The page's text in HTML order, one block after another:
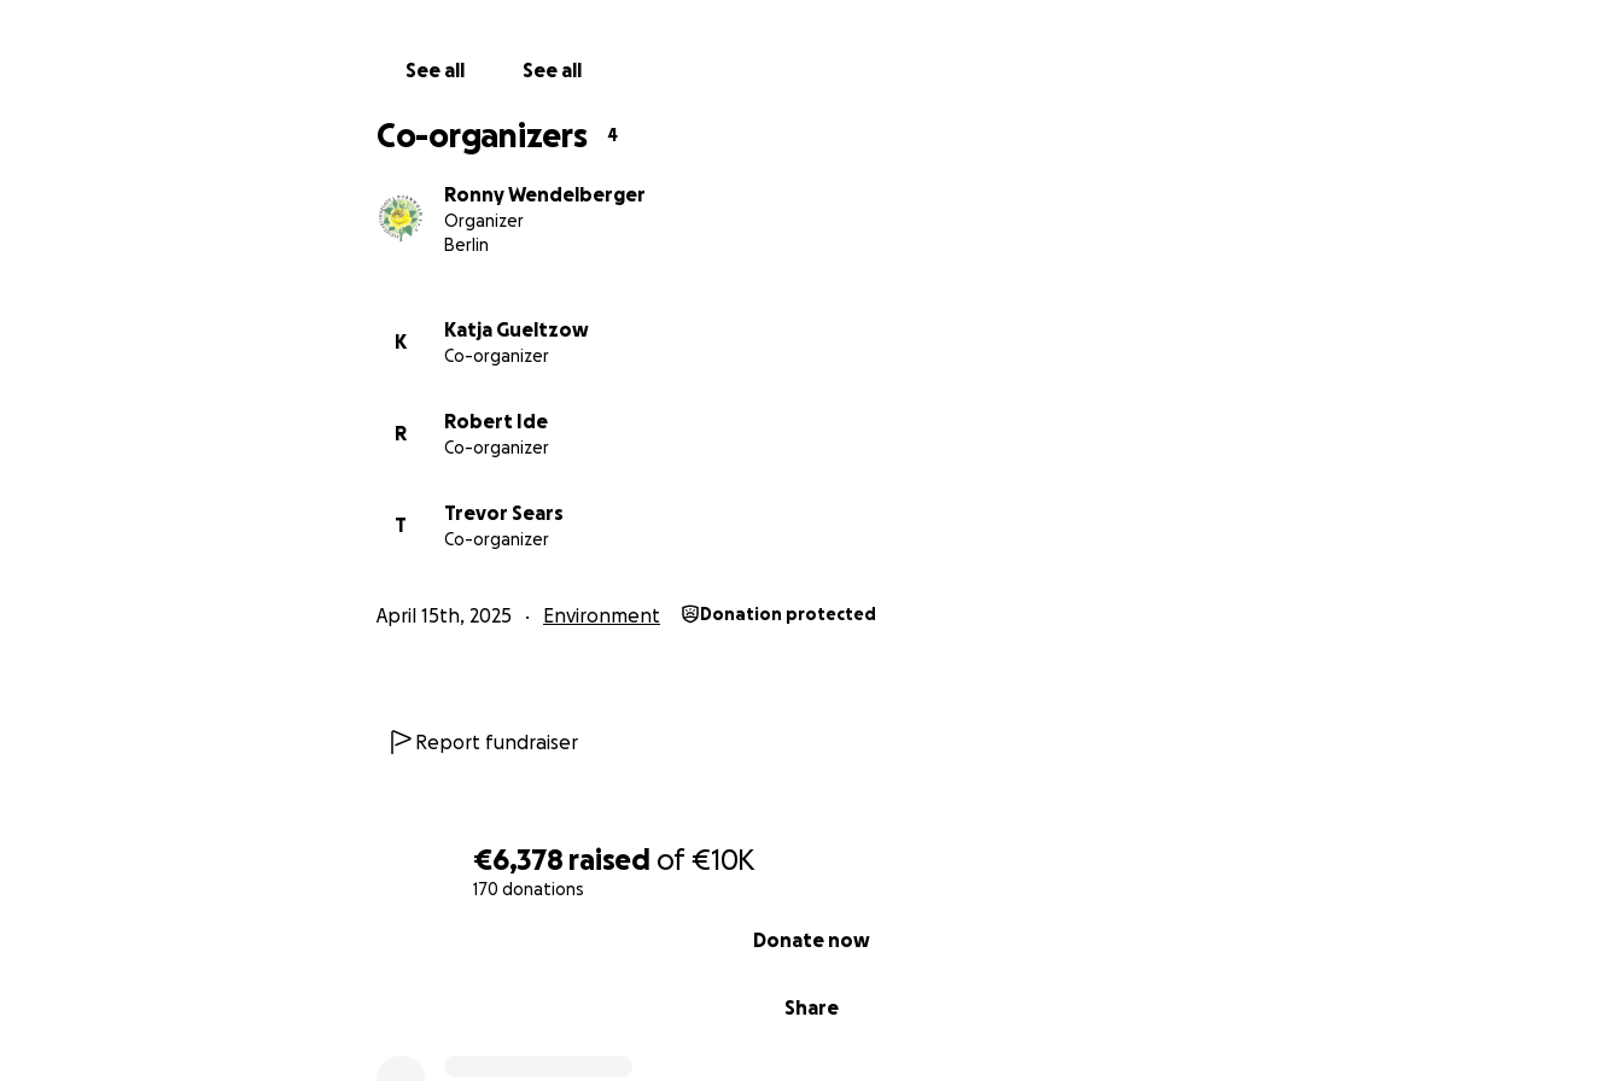
€6,378 raised of€10K
170 donations
Share
Donate now
Verein organisiert jährlich zahlreiche kostenlose Veranstaltungen für den Kiez und ganz Berlin
Erntedankfesten.
offenes und lebendiges, naturnahes und soziales Berlin!
Robert Ide
See all See all
Co-organizers 4
Ronny Wendelberger
Organizer
Berlin
K
Katja Gueltzow
Co-organizer
R
Robert Ide
Co-organizer
T
Trevor Sears
Co-organizer
April 15th, 2025 Environment Donation protected
Report fundraiser